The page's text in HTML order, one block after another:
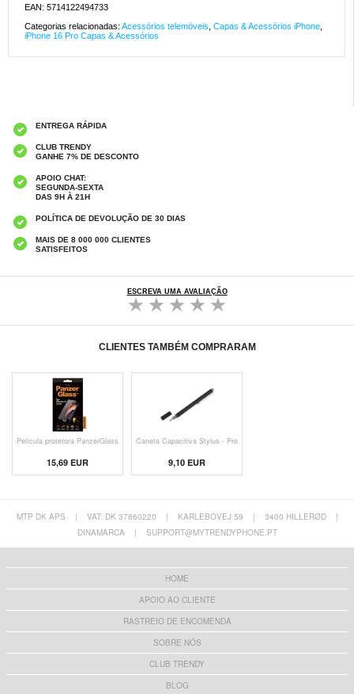
EAN: 5714122494733
Categorias relacionadas: Acessórios telemóveis Capas & Acessórios iPhone
iPhone 16 Pro Capas & Acessórios
ENTREGA RÁPIDA
CLUB TRENDY
GANHE 7% DE DESCONTO
APOIO CHAT:
SEGUNDA-SEXTA
DAS 9H À 21H
POLÍTICA DE DEVOLUÇÃO DE 30 DIAS
MAIS DE 8 000 000 CLIENTES
SATISFEITOS
ESCREVA UMA AVALIAÇÃO
CLIENTES TAMBÉM COMPRARAM
Película protetora PanzerGlass
15,69 EUR
Caneta Capacitiva Stylus - Pre
9,10 EUR
MTP DK APS | VAT: DK 37860220 | KARLEBOVEJ 59 | 3400 HILLERØD
|
DINAMARCA
| SUPPORT@MYTRENDYPHONE.PT
HOME
APOIO AO CLIENTE
RASTREIO DE ENCOMENDA
SOBRE NÓS
CLUB TRENDY
BLOG